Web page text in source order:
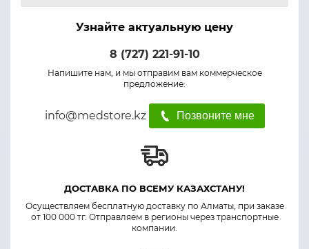
Узнайте актуальную цену
8 (727) 221-91-10
Напишите нам, и мы отправим вам коммерческое
предложение:
info@medstore.kz Позвоните мне
ДОСТАВКА ПО ВСЕМУ КАЗАХСТАНУ!
Осуществляем бесплатную доставку по Алматы, при заказе
от 100 000 тг. Отправляем в регионы через транспортные
компании.